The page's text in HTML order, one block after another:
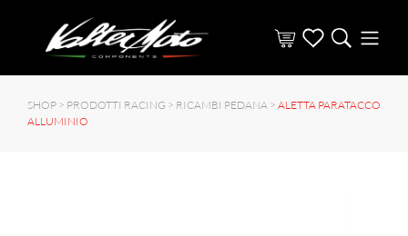
SHOP > PRODOTTI RACING > RICAMBI PEDANA > ALETTA PARATACCO
ALLUMINIO